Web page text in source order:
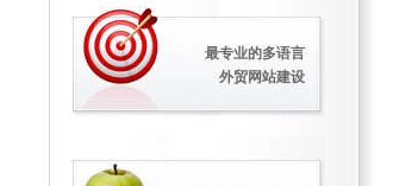
最专业的多语言
外贸网站建设